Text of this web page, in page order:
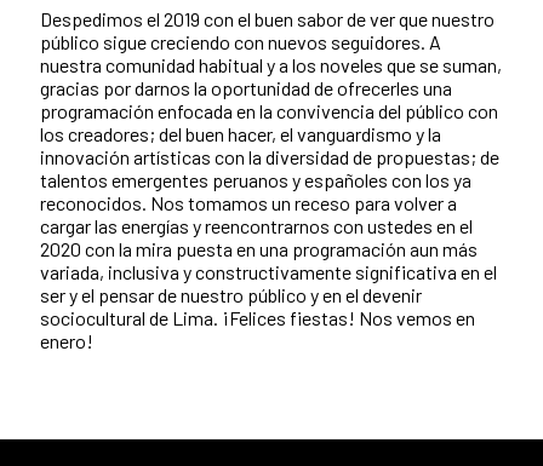
Despedimos el 2019 con el buen sabor de ver que nuestro
público sigue creciendo con nuevos seguidores. A
nuestra comunidad habitual y a los noveles que se suman,
gracias por darnos la oportunidad de ofrecerles una
programación enfocada en la convivencia del público con
los creadores; del buen hacer, el vanguardismo y la
innovación artísticas con la diversidad de propuestas; de
talentos emergentes peruanos y españoles con los ya
reconocidos. Nos tomamos un receso para volver a
cargar las energías y reencontrarnos con ustedes en el
2020 con la mira puesta en una programación aun más
variada, inclusiva y constructivamente significativa en el
ser y el pensar de nuestro público y en el devenir
sociocultural de Lima. ¡Felices fiestas! Nos vemos en
enero!